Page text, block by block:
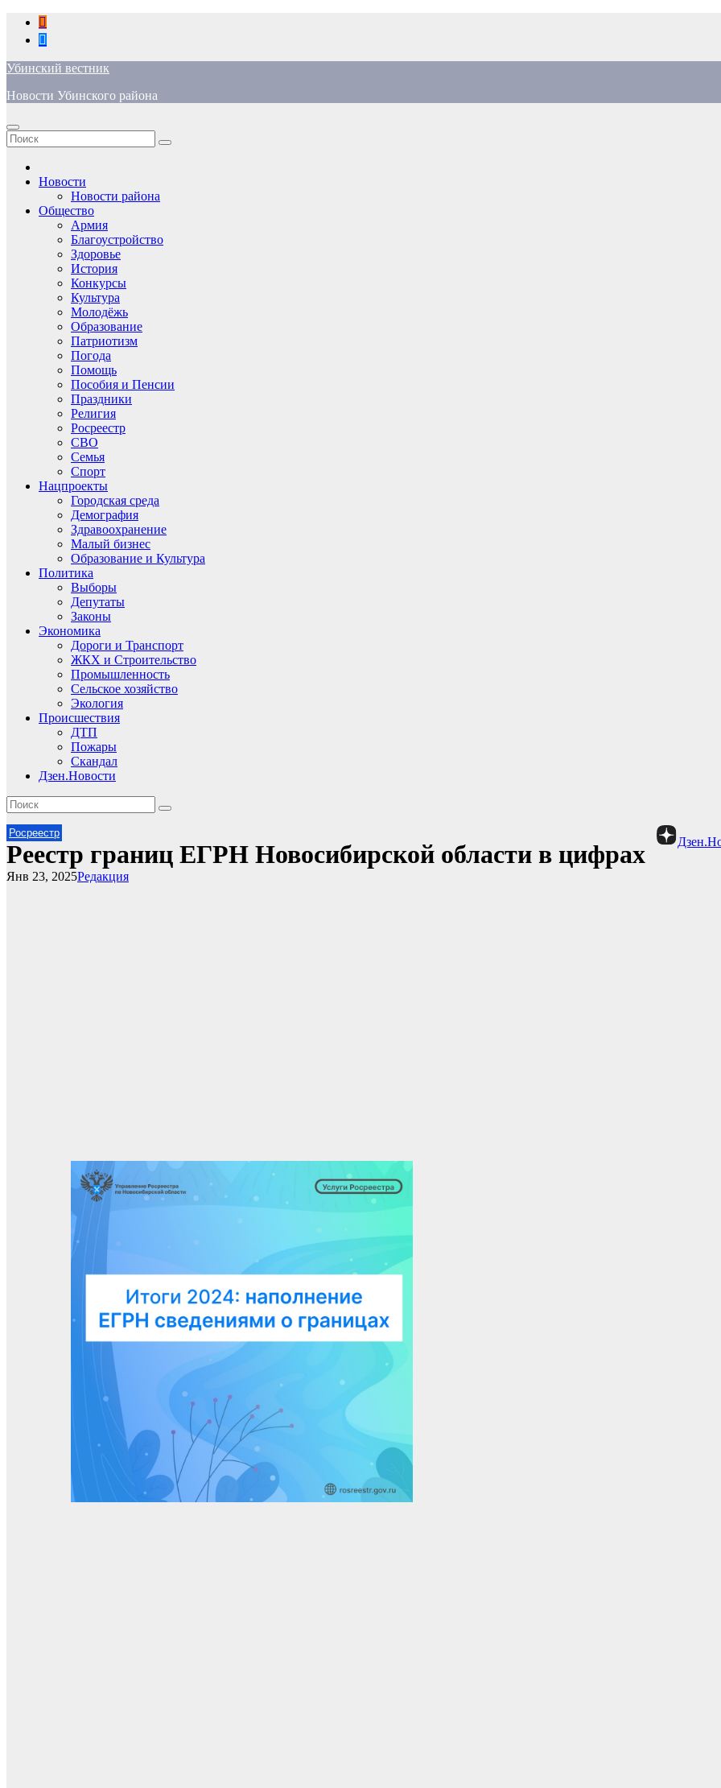
Перейти
содержимому
Убинский вестник
Новости Убинского района
Новости
Новости района
Общество
Армия
Благоустройство
Здоровье
История
Конкурсы
Культура
Молодёжь
Образование
Патриотизм
Погода
Помощь
Пособия и Пенсии
Праздники
Религия
Росреестр
СВО
Семья
Спорт
Нацпроекты
Городская среда
Демография
Здравоохранение
Малый бизнес
Образование и Культура
Политика
Выборы
Депутаты
Законы
Экономика
Дороги и Транспорт
ЖКХ и Строительство
Промышленность
Сельское хозяйство
Экология
Происшествия
ДТП
Пожары
Скандал
Дзен.Новости
Росреестр
Реестр границ ЕГРН Новосибирской области в цифрах
Редакция
Янв 23, 2025